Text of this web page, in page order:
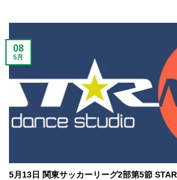
5月13日 関東サッカーリーグ2部第5節
08
5月